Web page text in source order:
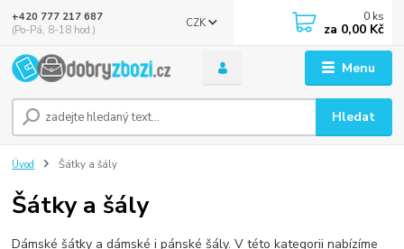
Menu
CZK
Hledat
+420 777 217 687
(Po-Pá, 8-18 hod.)
0 ks
za 0,00 Kč
Úvod Šátky a šály
Šátky a šály
Dámské šátky a dámské i pánské šály. V této kategorii nabízíme